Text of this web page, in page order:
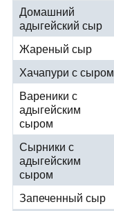
Домашний
адыгейский сыр
Жареный сыр
Хачапури с сыром
Вареники с
адыгейским
сыром
Сырники с
адыгейским
сыром
Запеченный сыр